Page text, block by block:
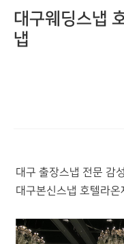
대구웨딩스냅
냅
대구 출장스냅 전문 감
대구본신스냅 호텔라